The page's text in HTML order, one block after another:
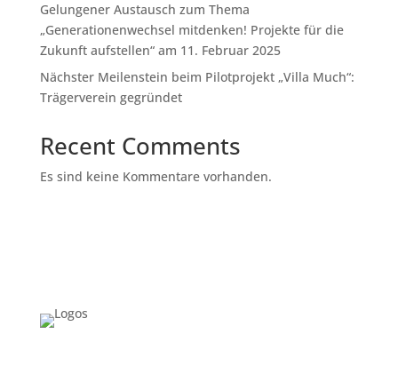
Gelungener Austausch zum Thema
„Generationenwechsel mitdenken! Projekte für die
Zukunft aufstellen“ am 11. Februar 2025
Nächster Meilenstein beim Pilotprojekt „Villa Much“:
Trägerverein gegründet
Recent Comments
Es sind keine Kommentare vorhanden.